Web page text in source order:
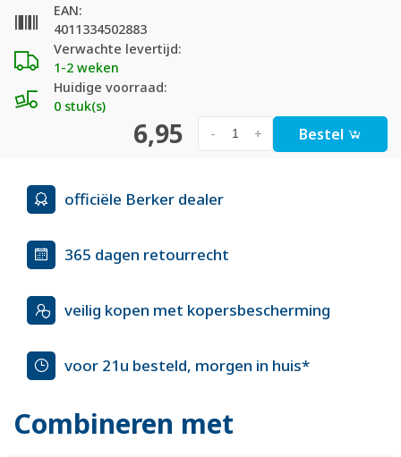
Verwachte levertijd:
1-2 weken
Huidige voorraad:
0 stuk(s)
EAN:
4011334502883
6,95 +
- Bestel
officiële Berker dealer
365 dagen retourrecht
veilig kopen met kopersbescherming
voor 21u besteld, morgen in huis*
Combineren met